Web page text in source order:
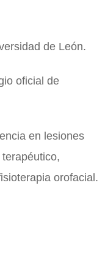
de León.
oficial de
en lesiones
orofacial.